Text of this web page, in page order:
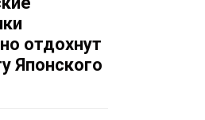
отдохнут
Японского